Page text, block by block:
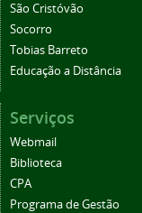
São Cristóvão
Socorro
Tobias Barreto
Educação a Distância
Serviços
Webmail
Biblioteca
CPA
Programa de Gestão